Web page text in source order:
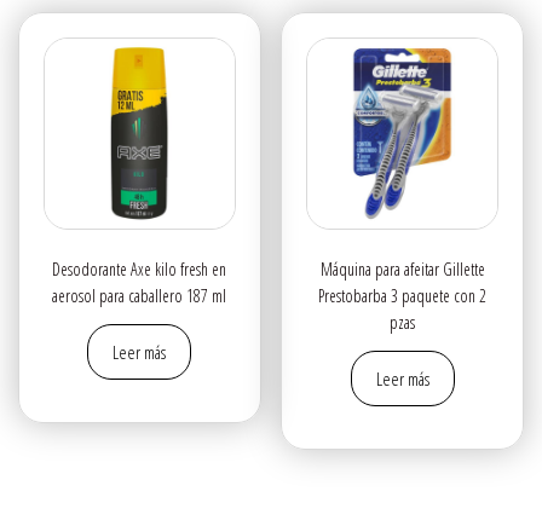
Desodorante Axe kilo fresh en
aerosol para caballero 187 ml
Leer más
Máquina para afeitar Gillette
Prestobarba 3 paquete con 2
pzas
Leer más